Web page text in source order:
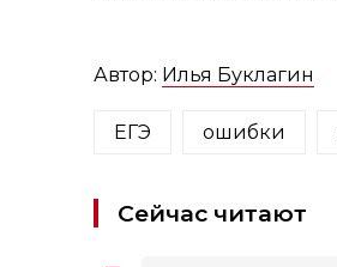
Автор: Илья Буклагин
ЕГЭ ошибки
Сейчас читают